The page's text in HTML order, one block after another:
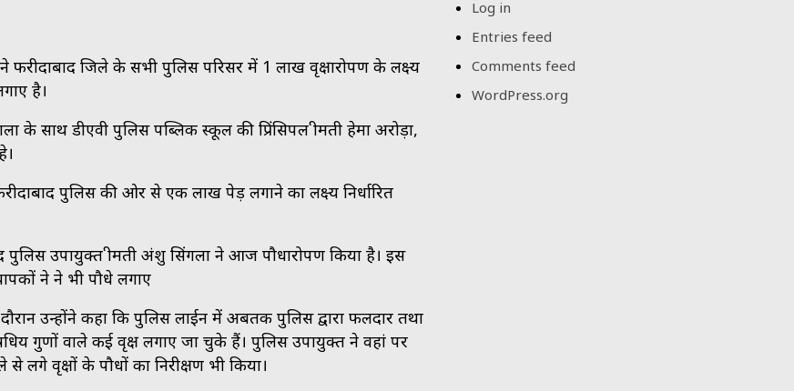
फरीदाबाद जिले के सभी पुलिस परिसर में 1 लाख वृक्षारोपण के लक्ष्य
है।
साथ डीएवी पुलिस पब्लिक स्कूल की प्रिंसिपल श्रीमती हेमा अरोड़ा,
पुलिस की ओर से एक लाख पेड़ लगाने का लक्ष्य निर्धारित
उपायुक्त श्रीमती अंशु सिंगला ने आज पौधारोपण किया है। इस
ने ने भी पौधे लगाए
उन्होंने कहा कि पुलिस लाईन में अबतक पुलिस द्वारा फलदार तथा
गुणों वाले कई वृक्ष लगाए जा चुके हैं। पुलिस उपायुक्त ने वहां पर
से लगे वृक्षों के पौधों का निरीक्षण भी किया।
Log in
Entries feed
Comments feed
WordPress.org